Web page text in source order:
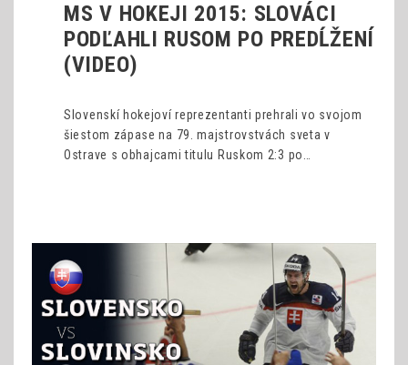
MS V HOKEJI 2015: SLOVÁCI
PODĽAHLI RUSOM PO PREDĹŽENÍ
(VIDEO)
Slovenskí hokejoví reprezentanti prehrali vo svojom
šiestom zápase na 79. majstrovstvách sveta v
Ostrave s obhajcami titulu Ruskom 2:3 po…